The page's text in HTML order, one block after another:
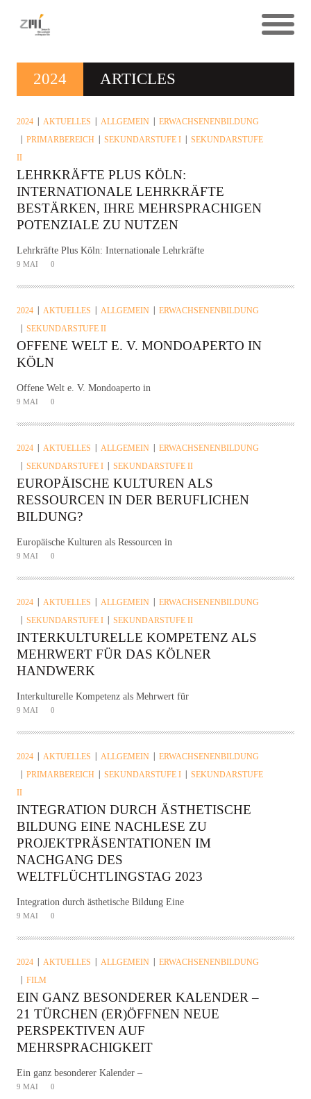
2024 ARTICLES
2024 AKTUELLES ALLGEMEIN
ERWACHSENENBILDUNG
PRIMARBEREICH
SEKUNDARSTUFE I
SEKUNDARSTUFE
II
LEHRKRÄFTE PLUS KÖLN:
INTERNATIONALE LEHRKRÄFTE
BESTÄRKEN, IHRE MEHRSPRACHIGEN
POTENZIALE ZU NUTZEN
Lehrkräfte Plus Köln: Internationale Lehrkräfte
9 MAI 0
2024 AKTUELLES ALLGEMEIN
ERWACHSENENBILDUNG
SEKUNDARSTUFE II
OFFENE WELT E. V. MONDOAPERTO IN
KÖLN
Offene Welt e. V. Mondoaperto in
9 MAI 0
2024 AKTUELLES ALLGEMEIN
ERWACHSENENBILDUNG
SEKUNDARSTUFE I
SEKUNDARSTUFE II
EUROPÄISCHE KULTUREN ALS
RESSOURCEN IN DER BERUFLICHEN
BILDUNG?
Europäische Kulturen als Ressourcen in
9 MAI 0
2024 AKTUELLES ALLGEMEIN
ERWACHSENENBILDUNG
SEKUNDARSTUFE I
SEKUNDARSTUFE II
INTERKULTURELLE KOMPETENZ ALS
MEHRWERT FÜR DAS KÖLNER
HANDWERK
Interkulturelle Kompetenz als Mehrwert für
9 MAI 0
2024 AKTUELLES ALLGEMEIN
ERWACHSENENBILDUNG
PRIMARBEREICH
SEKUNDARSTUFE I
SEKUNDARSTUFE
II
INTEGRATION DURCH ÄSTHETISCHE
BILDUNG EINE NACHLESE ZU
PROJEKTPRÄSENTATIONEN IM
NACHGANG DES
WELTFLÜCHTLINGSTAG 2023
Integration durch ästhetische Bildung Eine
9 MAI 0
2024 AKTUELLES ALLGEMEIN
ERWACHSENENBILDUNG
FILM
EIN GANZ BESONDERER KALENDER –
21 TÜRCHEN (ER)ÖFFNEN NEUE
PERSPEKTIVEN AUF
MEHRSPRACHIGKEIT
Ein ganz besonderer Kalender –
9 MAI 0